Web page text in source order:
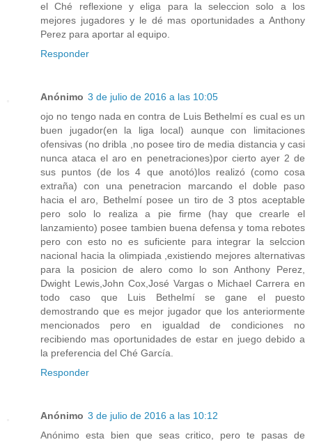
el Ché reflexione y eliga para la seleccion solo a los
mejores jugadores y le dé mas oportunidades a Anthony
Perez para aportar al equipo.
Responder
Anónimo 3 de julio de 2016 a las 10:05
ojo no tengo nada en contra de Luis Bethelmí es cual es un
buen jugador(en la liga local) aunque con limitaciones
ofensivas (no dribla ,no posee tiro de media distancia y casi
nunca ataca el aro en penetraciones)por cierto ayer 2 de
sus puntos (de los 4 que anotó)los realizó (como cosa
extraña) con una penetracion marcando el doble paso
hacia el aro, Bethelmí posee un tiro de 3 ptos aceptable
pero solo lo realiza a pie firme (hay que crearle el
lanzamiento) posee tambien buena defensa y toma rebotes
pero con esto no es suficiente para integrar la selccion
nacional hacia la olimpiada ,existiendo mejores alternativas
para la posicion de alero como lo son Anthony Perez,
Dwight Lewis,John Cox,José Vargas o Michael Carrera en
todo caso que Luis Bethelmí se gane el puesto
demostrando que es mejor jugador que los anteriormente
mencionados pero en igualdad de condiciones no
recibiendo mas oportunidades de estar en juego debido a
la preferencia del Ché García.
Responder
Anónimo 3 de julio de 2016 a las 10:12
Anónimo esta bien que seas critico, pero te pasas de